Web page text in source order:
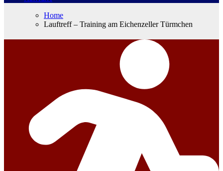
Home
Lauftreff – Training am Eichenzeller Türmchen